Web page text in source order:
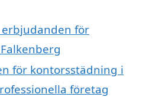
för
för kontorsstädning i
företag